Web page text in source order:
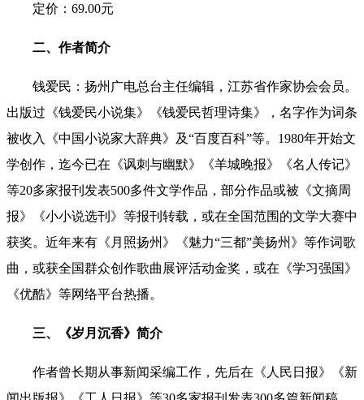
定价：69.00元
二、作者简介
钱爱民： 扬州广电总台主任编辑，江苏省作家协会会员。
出版过《钱爱民小说集》《钱爱民哲理诗集》，名字作为词条
被收入《中国小说家大辞典》及“百度百科”等。 1980年开始文
学创作，迄今已在《讽刺与幽默》《羊城晚报》《名人传记》
等20多家报刊发表500多件文学作品，部分作品或被《文摘周
报》《小小说选刊》等报刊转载，或在全国范围的文学大赛中
获奖。 近年来有《月照扬州》《魅力“三都”美扬州》等作词歌
曲，或获全国群众创作歌曲展评活动金奖，或在《学习强国》
《优酷》等网络平台热播。
三、 《岁月沉香》简介
作者曾长期从事新闻采编工作，先后在《人民日报》《新